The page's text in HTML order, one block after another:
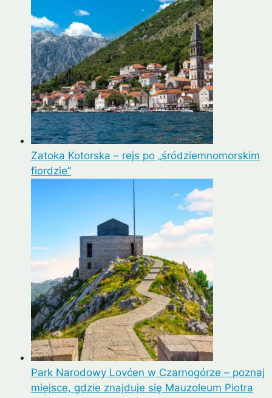
Zatoka Kotorska – rejs po „śródziemnomorskim
fiordzie”
Park Narodowy Lovćen w Czarnogórze – poznaj
miejsce, gdzie znajduje się Mauzoleum Piotra